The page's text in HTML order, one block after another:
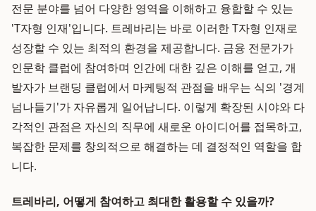
전문 분야를 넘어 다양한 영역을 이해하고 융합할 수 있는
'T자형 인재'입니다. 트레바리는 바로 이러한 T자형 인재로
성장할 수 있는 최적의 환경을 제공합니다. 금융 전문가가
인문학 클럽에 참여하며 인간에 대한 깊은 이해를 얻고, 개
발자가 브랜딩 클럽에서 마케팅적 관점을 배우는 식의 '경계
넘나들기'가 자유롭게 일어납니다. 이렇게 확장된 시야와 다
각적인 관점은 자신의 직무에 새로운 아이디어를 접목하고,
복잡한 문제를 창의적으로 해결하는 데 결정적인 역할을 합
니다.
트레바리, 어떻게 참여하고 최대한 활용할 수 있을까?